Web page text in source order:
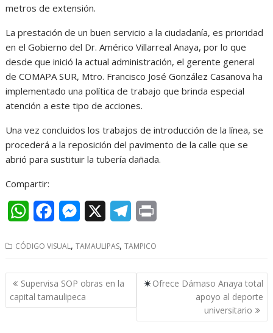
metros de extensión.
La prestación de un buen servicio a la ciudadanía, es prioridad
en el Gobierno del Dr. Américo Villarreal Anaya, por lo que
desde que inició la actual administración, el gerente general
de COMAPA SUR, Mtro. Francisco José González Casanova ha
implementado una política de trabajo que brinda especial
atención a este tipo de acciones.
Una vez concluidos los trabajos de introducción de la línea, se
procederá a la reposición del pavimento de la calle que se
abrió para sustituir la tubería dañada.
Compartir:
W
a
t
s
c
e
b
M
s
s
e
l
e
n
CÓDIGO VISUAL,TAMAULIPAS,TAMPICO
Navegación
de
entradas
Supervisa SOP obras en la
capital tamaulipeca
Ofrece Dámaso Anaya total
apoyo al deporte
universitario